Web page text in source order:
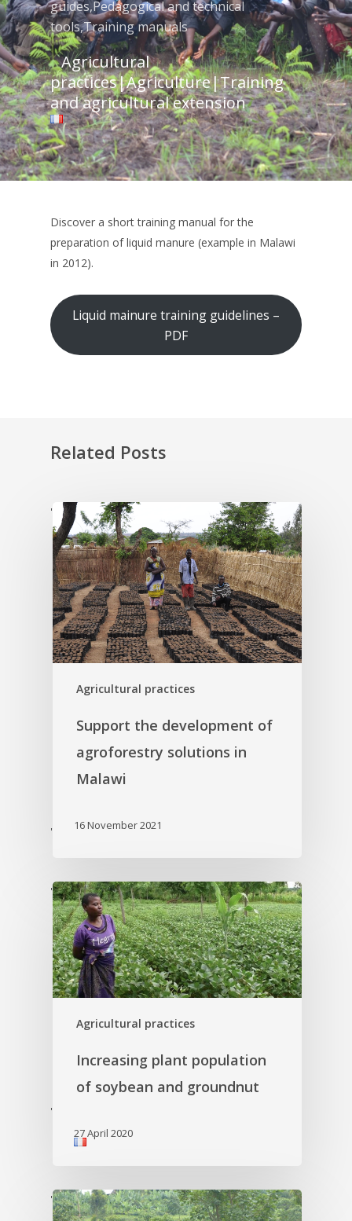
guides,Pedagogical and technical
tools,Training manuals
Agricultural
practices|Agriculture|Training
and agricultural extension
Discover a short training manual for the
preparation of liquid manure (example in Malawi
in 2012).
Liquid mainure training guidelines –
PDF
Related Posts
'
'
Agricultural practices
Support the development of
agroforestry solutions in
Malawi
16 November 2021
'
'
Agricultural practices
Increasing plant population
of soybean and groundnut
27 April 2020
'